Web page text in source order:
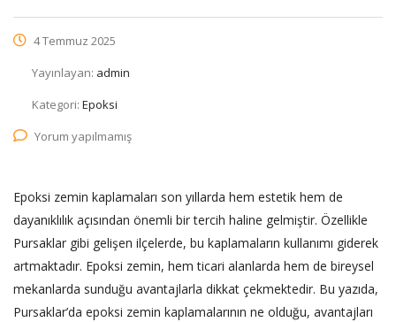
4 Temmuz 2025
Yayınlayan: admin
Kategori: Epoksi
Yorum yapılmamış
Epoksi zemin kaplamaları son yıllarda hem estetik hem de
dayanıklılık açısından önemli bir tercih haline gelmiştir. Özellikle
Pursaklar gibi gelişen ilçelerde, bu kaplamaların kullanımı giderek
artmaktadır. Epoksi zemin, hem ticari alanlarda hem de bireysel
mekanlarda sunduğu avantajlarla dikkat çekmektedir. Bu yazıda,
Pursaklar’da epoksi zemin kaplamalarının ne olduğu, avantajları